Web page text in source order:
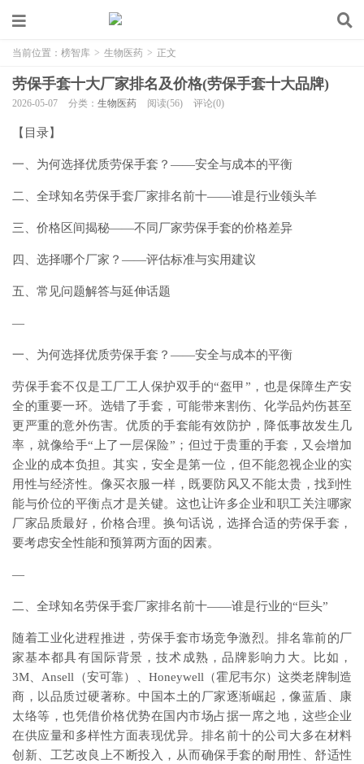
当前位置： 榜智库 > 生物医药 > 正文
劳保手套十大厂家排名及价格(劳保手套十大品牌)
2026-05-07 分类： 生物医药 阅读(56) 评论(0)
【目录】
一、为何选择优质劳保手套？——安全与成本的平衡
二、全球知名劳保手套厂家排名前十——谁是行业领头羊
三、价格区间揭秘——不同厂家劳保手套的价格差异
四、选择哪个厂家？——评估标准与实用建议
五、常见问题解答与延伸话题
—
一、为何选择优质劳保手套？——安全与成本的平衡
劳保手套不仅是工厂工人保护双手的“盔甲”，也是保障生产安
全的重要一环。选错了手套，可能带来割伤、化学品灼伤甚至
更严重的意外伤害。优质的手套能有效防护，降低事故发生几
率，就像给手“上了一层保险”；但过于贵重的手套，又会增加
企业的成本负担。其实，安全是第一位，但不能忽视企业的实
用性与经济性。像买衣服一样，既要防风又不能太贵，找到性
能与价位的平衡点才是关键。这也让许多企业和职工关注哪家
厂家品质最好，价格合理。换句话说，选择合适的劳保手套，
要考虑安全性能和预算两方面的因素。
—
二、全球知名劳保手套厂家排名前十——谁是行业的“巨头”
随着工业化进程推进，劳保手套市场竞争激烈。排名靠前的厂
家基本都具有国际背景，技术成熟，品牌影响力大。比如，
3M、Ansell（安可靠）、Honeywell（霍尼韦尔）这类老牌制造
商，以品质过硬著称。中国本土的厂家逐渐崛起，像蓝盾、康
太络等，也凭借价格优势在国内市场占据一席之地，这些企业
在供应量和多样性方面表现优异。排名前十的公司大多在材料
创新、工艺改良上不断投入，从而确保手套的耐用性、舒适性